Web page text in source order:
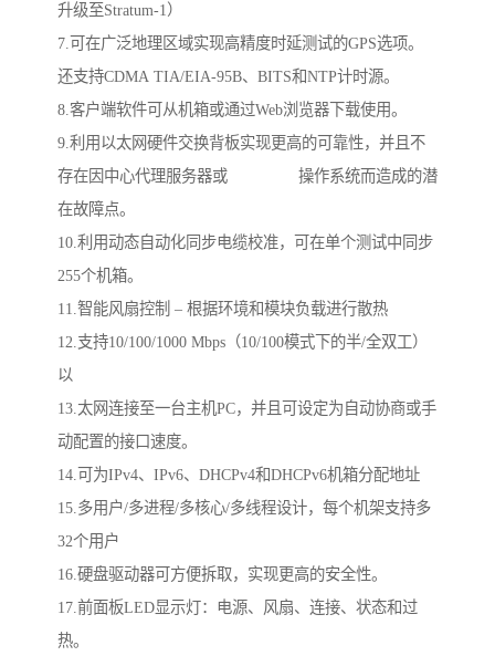
升级至Stratum-1）
7.可在广泛地理区域实现高精度时延测试的GPS选项。
还支持CDMA TIA/EIA-95B、BITS和NTP计时源。
8.客户端软件可从机箱或通过Web浏览器下载使用。
9.利用以太网硬件交换背板实现更高的可靠性，并且不
存在因中心代理服务器或 操作系统而造成的潜
在故障点。
10.利用动态自动化同步电缆校准，可在单个测试中同步
255个机箱。
11.智能风扇控制 – 根据环境和模块负载进行散热
12.支持10/100/1000 Mbps（10/100模式下的半/全双工）
以
13.太网连接至一台主机PC，并且可设定为自动协商或手
动配置的接口速度。
14.可为IPv4、IPv6、DHCPv4和DHCPv6机箱分配地址
15.多用户/多进程/多核心/多线程设计，每个机架支持多
32个用户
16.硬盘驱动器可方便拆取，实现更高的安全性。
17.前面板LED显示灯：电源、风扇、连接、状态和过
热。